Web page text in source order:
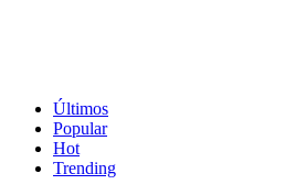
Últimos
Popular
Hot
Trending